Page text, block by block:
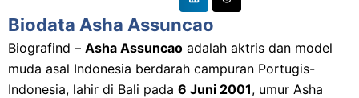
Biodata Asha Assuncao
Biografind – Asha Assuncao adalah aktris dan model
muda asal Indonesia berdarah campuran Portugis-
Indonesia, lahir di Bali pada 6 Juni 2001, umur Asha